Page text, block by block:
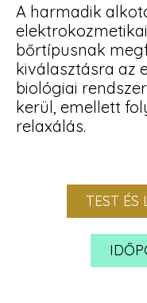
A harmadik
bőrtípusnak
kiválasztásra az
biológiai
kerül, emellett
relaxálás.
TEST ÉS